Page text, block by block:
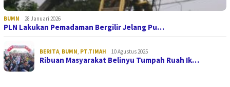
BUMN 28 Januari 2026
PLN Lakukan Pemadaman Bergilir Jelang Pu…
BERITA, BUMN, PT.TIMAH 10 Agustus 2025
Ribuan Masyarakat Belinyu Tumpah Ruah Ik…